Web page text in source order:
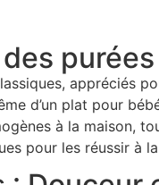
appréciés
d’un plat pour
à la maison,
pour les réussir à